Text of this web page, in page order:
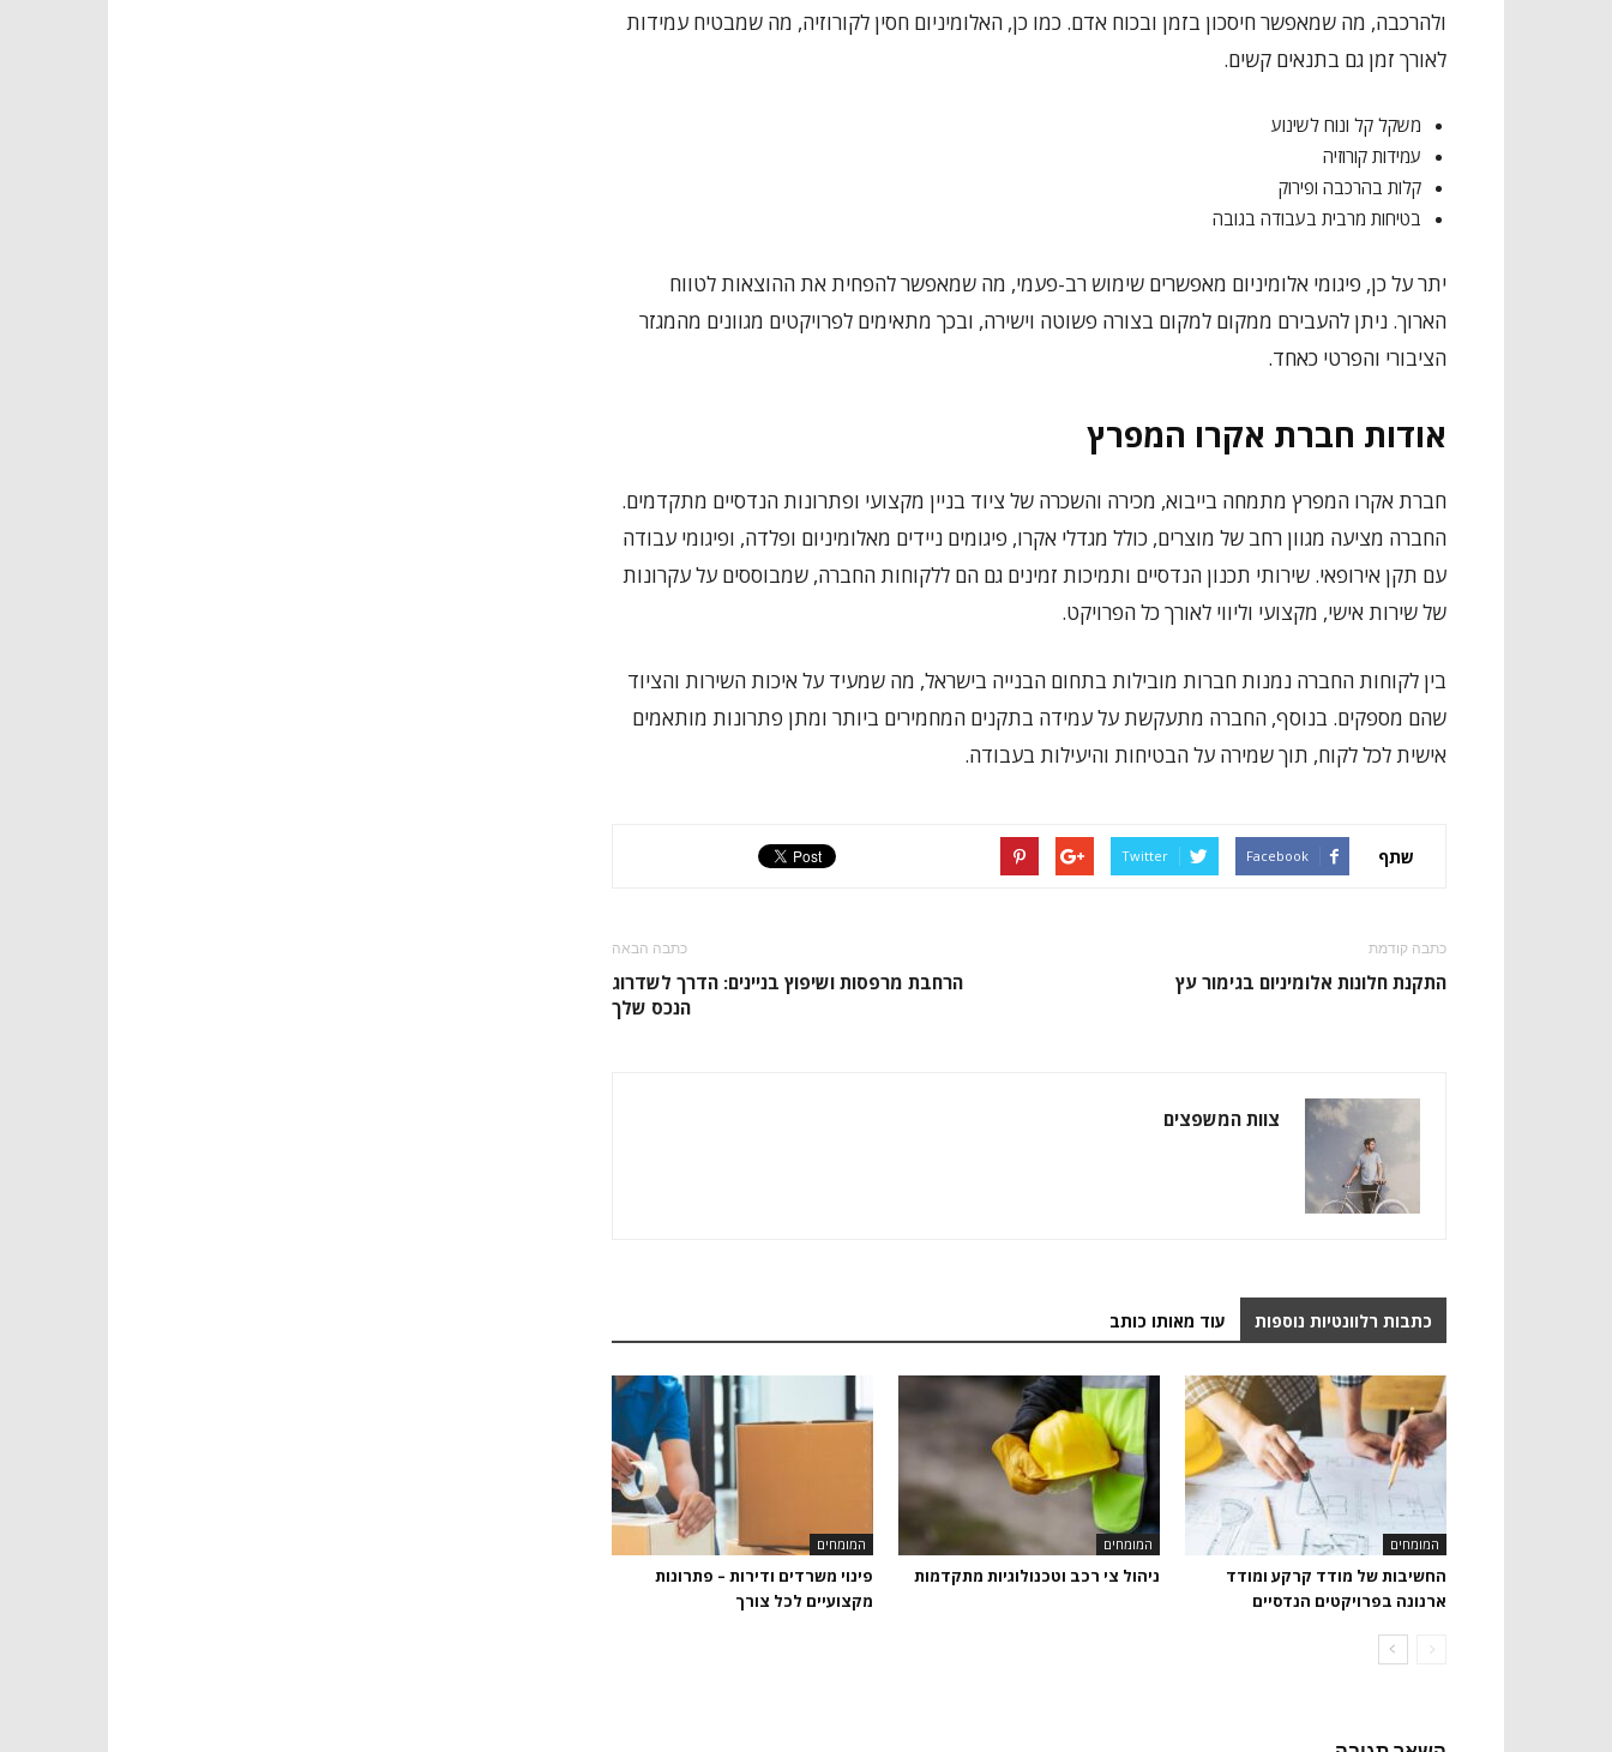
ולהרכבה, מה שמאפשר חיסכון בזמן ובכוח אדם. כמו כן, האלומיניום חסין לקורוזיה, מה שמבטיח עמידות
לאורך זמן גם בתנאים קשים.
משקל קל ונוח לשינוע
עמידות קורוזיה
קלות בהרכבה ופירוק
בטיחות מרבית בעבודה בגובה
יתר על כן, פיגומי אלומיניום מאפשרים שימוש רב-פעמי, מה שמאפשר להפחית את ההוצאות לטווח
הארוך. ניתן להעבירם ממקום למקום בצורה פשוטה וישירה, ובכך מתאימים לפרויקטים מגוונים מהמגזר
הציבורי והפרטי כאחד.
אודות חברת אקרו המפרץ
חברת אקרו המפרץ מתמחה בייבוא, מכירה והשכרה של ציוד בניין מקצועי ופתרונות הנדסיים מתקדמים.
החברה מציעה מגוון רחב של מוצרים, כולל מגדלי אקרו, פיגומים ניידים מאלומיניום ופלדה, ופיגומי עבודה
עם תקן אירופאי. שירותי תכנון הנדסיים ותמיכות זמינים גם הם ללקוחות החברה, שמבוססים על עקרונות
של שירות אישי, מקצועי וליווי לאורך כל הפרויקט.
בין לקוחות החברה נמנות חברות מובילות בתחום הבנייה בישראל, מה שמעיד על איכות השירות והציוד
שהם מספקים. בנוסף, החברה מתעקשת על עמידה בתקנים המחמירים ביותר ומתן פתרונות מותאמים
אישית לכל לקוח, תוך שמירה על הבטיחות והיעילות בעבודה.
שתף Facebook
Twitter
כתבה קודמת
התקנת חלונות אלומיניום בגימור עץ
כתבה הבאה
הרחבת מרפסות ושיפוץ בניינים: הדרך לשדרוג
הנכס שלך
צוות המשפצים
כתבות רלוונטיות נוספות עוד מאותו כותב
המומחים
החשיבות של מודד קרקע ומודד
ארנונה בפרויקטים הנדסיים
המומחים
ניהול צי רכב וטכנולוגיות מתקדמות
המומחים
פינוי משרדים ודירות – פתרונות
מקצועיים לכל צורך